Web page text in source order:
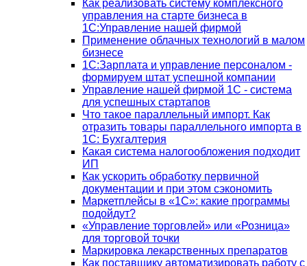
Как реализовать систему комплексного
управления на старте бизнеса в
1С:Управление нашей фирмой
Применение облачных технологий в малом
бизнесе
1C:Зарплата и управление персоналом -
формируем штат успешной компании
Управление нашей фирмой 1C - система
для успешных стартапов
Что такое параллельный импорт. Как
отразить товары параллельного импорта в
1С: Бухгалтерия
Какая система налогообложения подходит
ИП
Как ускорить обработку первичной
документации и при этом сэкономить
Маркетплейсы в «1С»: какие программы
подойдут?
«Управление торговлей» или «Розница»
для торговой точки
Маркировка лекарственных препаратов
Как поставщику автоматизировать работу с